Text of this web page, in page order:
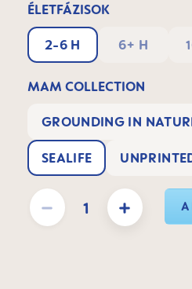
ÉLETFÁZISOK
2-6 H 6+ H
MAM COLLECTION
GROUNDING IN
SEALIFE
Termékmennyiség: Adja meg a
A